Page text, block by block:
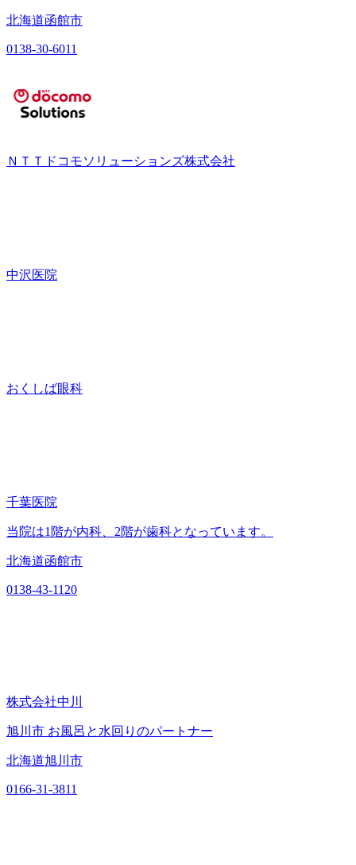
北海道函館市
0138-30-6011
ＮＴＴドコモソリューションズ株式会社
中沢医院
おくしば眼科
千葉医院
当院は1階が内科、2階が歯科となっています。
北海道函館市
0138-43-1120
株式会社中川
旭川市 お風呂と水回りのパートナー
北海道旭川市
0166-31-3811